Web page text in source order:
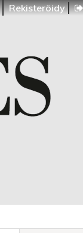
Rekisteröidy